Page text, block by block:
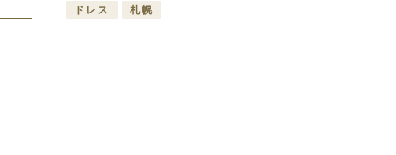
ドレス 札幌